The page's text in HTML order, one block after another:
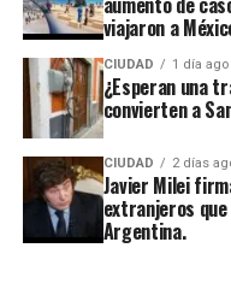
viajaron a
CIUDAD 1 día ago
¿Esperan una
convierten a
CIUDAD 2 días
Javier Milei
extranjeros
Argentina.